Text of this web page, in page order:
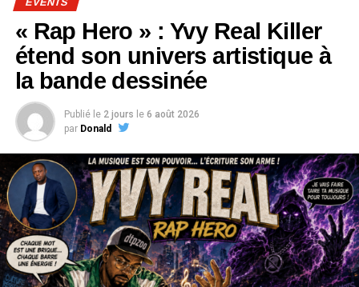
« Rap Hero » : Yvy Real Killer
étend son univers artistique à
la bande dessinée
Publié le 2 jours le 6 août 2026
par Donald